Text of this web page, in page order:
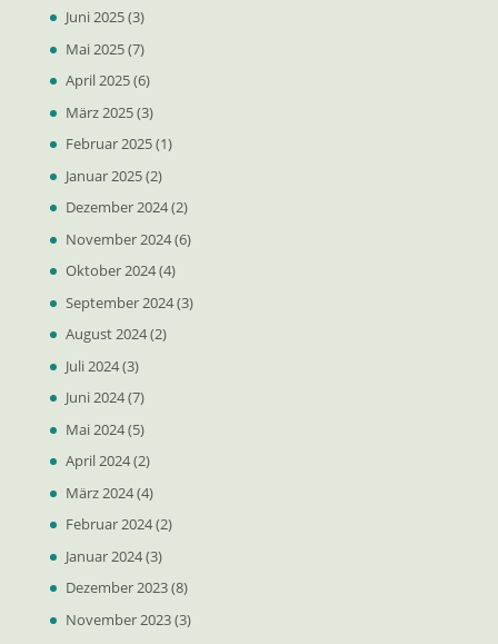
Juni 2025(3)
Mai 2025(7)
April 2025(6)
März 2025(3)
Februar 2025(1)
Januar 2025(2)
Dezember 2024(2)
November 2024(6)
Oktober 2024(4)
September 2024(3)
August 2024(2)
Juli 2024(3)
Juni 2024(7)
Mai 2024(5)
April 2024(2)
März 2024(4)
Februar 2024(2)
Januar 2024(3)
Dezember 2023(8)
November 2023(3)